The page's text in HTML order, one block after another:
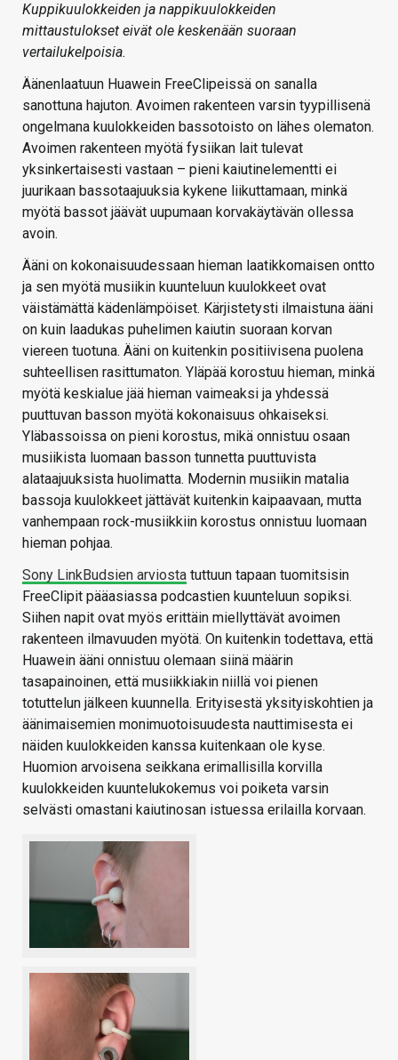
Kuppikuulokkeiden ja nappikuulokkeiden
mittaustulokset eivät ole keskenään suoraan
vertailukelpoisia.
Äänenlaatuun Huawein FreeClipeissä on sanalla
sanottuna hajuton. Avoimen rakenteen varsin tyypillisenä
ongelmana kuulokkeiden bassotoisto on lähes olematon.
Avoimen rakenteen myötä fysiikan lait tulevat
yksinkertaisesti vastaan – pieni kaiutinelementti ei
juurikaan bassotaajuuksia kykene liikuttamaan, minkä
myötä bassot jäävät uupumaan korvakäytävän ollessa
avoin.
Ääni on kokonaisuudessaan hieman laatikkomaisen ontto
ja sen myötä musiikin kuunteluun kuulokkeet ovat
väistämättä kädenlämpöiset. Kärjistetysti ilmaistuna ääni
on kuin laadukas puhelimen kaiutin suoraan korvan
viereen tuotuna. Ääni on kuitenkin positiivisena puolena
suhteellisen rasittumaton. Yläpää korostuu hieman, minkä
myötä keskialue jää hieman vaimeaksi ja yhdessä
puuttuvan basson myötä kokonaisuus ohkaiseksi.
Yläbassoissa on pieni korostus, mikä onnistuu osaan
musiikista luomaan basson tunnetta puuttuvista
alataajuuksista huolimatta. Modernin musiikin matalia
bassoja kuulokkeet jättävät kuitenkin kaipaavaan, mutta
vanhempaan rock-musiikkiin korostus onnistuu luomaan
hieman pohjaa.
Sony LinkBudsien arviosta tuttuun tapaan tuomitsisin
FreeClipit pääasiassa podcastien kuunteluun sopiksi.
Siihen napit ovat myös erittäin miellyttävät avoimen
rakenteen ilmavuuden myötä. On kuitenkin todettava, että
Huawein ääni onnistuu olemaan siinä määrin
tasapainoinen, että musiikkiakin niillä voi pienen
totuttelun jälkeen kuunnella. Erityisestä yksityiskohtien ja
äänimaisemien monimuotoisuudesta nauttimisesta ei
näiden kuulokkeiden kanssa kuitenkaan ole kyse.
Huomion arvoisena seikkana erimallisilla korvilla
kuulokkeiden kuuntelukokemus voi poiketa varsin
selvästi omastani kaiutinosan istuessa erilailla korvaan.